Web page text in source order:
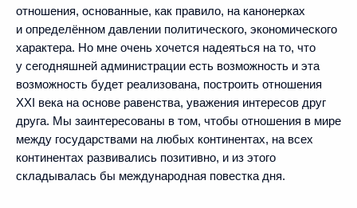
отношения, основанные, как правило, на канонерках
и определённом давлении политического, экономического
характера. Но мне очень хочется надеяться на то, что
у сегодняшней администрации есть возможность и эта
возможность будет реализована, построить отношения
XXI века на основе равенства, уважения интересов друг
друга. Мы заинтересованы в том, чтобы отношения в мире
между государствами на любых континентах, на всех
континентах развивались позитивно, и из этого
складывалась бы международная повестка дня.